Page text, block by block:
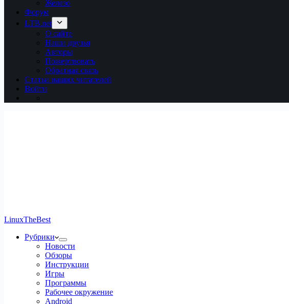
Железо
Форум
LTB.net
О сайте
Наши друзья
Авторы
Пожертвовать
Обратная связь
Статьи наших читателей
Войти
LinuxTheBest
Рубрики
Новости
Обзоры
Инструкции
Игры
Программы
Рабочее окружение
Android